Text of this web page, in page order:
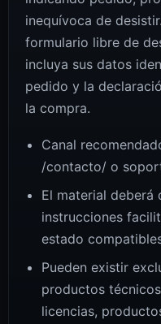
inequívoca de
formulario libre de
incluya sus datos
pedido y la
la compra.
Canal
/contacto/ o
El material deberá
instrucciones
estado
Pueden existir
productos
licencias,